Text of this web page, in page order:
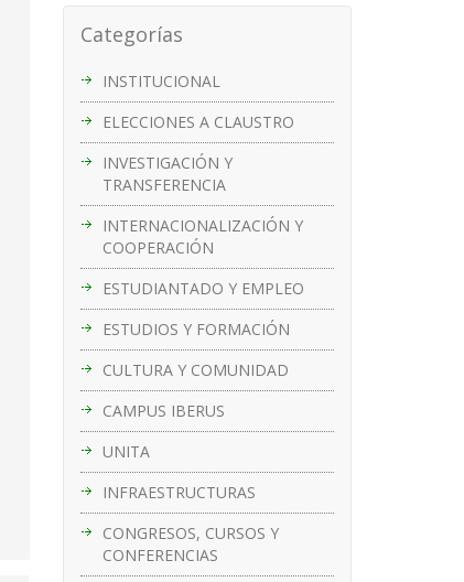
Categorías
INSTITUCIONAL
ELECCIONES A CLAUSTRO
INVESTIGACIÓN Y
TRANSFERENCIA
INTERNACIONALIZACIÓN Y
COOPERACIÓN
ESTUDIANTADO Y EMPLEO
ESTUDIOS Y FORMACIÓN
CULTURA Y COMUNIDAD
CAMPUS IBERUS
UNITA
INFRAESTRUCTURAS
CONGRESOS, CURSOS Y
CONFERENCIAS